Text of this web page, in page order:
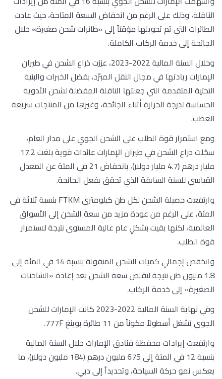
الناقلة، وذلك على الرغم من انخفاض السعة المتاحة، حيث عادت
الطائرات التي تم تحويلها مؤقتاً إلى «طائرات شحن صغيرة» خلال
الجائحة إلى خدمة الركاب الكاملة.
وخلال السنة المالية 2022-2023، عززت ذراع الشحن في طيران
الإمارات ريادتها في مجال النقل المبرّد، بفضل الخبرات والبنية
التحتية المتقدمة التي جعلتها الناقلة المفضلة لشحن الأدوية
الحساسة لدرجة الحرارة أثناء الجائحة، وغيرها من المنتجات سريعة
العطب.
ومع استمرار قوة الطلب على الشحن الجوي على مدار العام،
سجّلت ذراع الشحن في طيران الإمارات عائدات قوية بلغت 17.2
مليار درهم (4.7 مليار دولار)، بانخفاض 21 في المئة عن المعدل
القياسي للسنة السابقة الذي تحقق بفعل الجائحة.
وارتفعت حصيلة الشحن لكل طن كيلومتري FTKM بنسبة ثلاثة في
المئة، على الرغم من عودة مزيد من سعة الشحن إلى الأسواق
العالمية، لكنها بقيت بشكلٍ عام عالية المستوى نتيجة لاستمرار
قوة الطلب.
وانخفض إجمالي كميات الشحن المنقولة بنسبة 14 في المئة إلى
1.8 مليون طن نتيجة لتقلص سعة الشحن بعد إعادة «الشاحنات
الصغيرة» إلى خدمة الركاب.
وفي نهاية السنة المالية 2022-2023 كانت الإمارات للشحن
الجوي تشغل أسطولاً مكوناً من 11 طائرة بوينغ 777F.
وارتفعت إيرادات محفظة فنادق الإمارات خلال السنة المالية
بنسبة 12 في المئة إلى 675 مليون درهم (184 مليون دولار)، ما
يعكس نمو حركة السياحة، وتحديداً إلى دبي.